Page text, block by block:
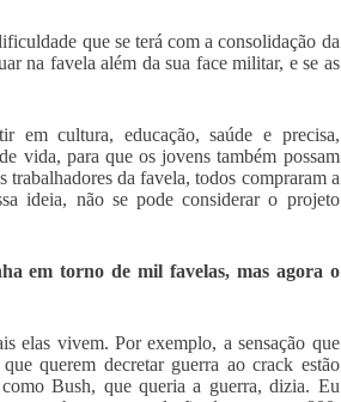
que se terá com a consolidação da
na favela além da sua face militar, e se as
cultura, educação, saúde e precisa,
vida, para que os jovens também possam
trabalhadores da favela, todos compraram a
ideia, não se pode considerar o projeto
em torno de mil favelas, mas agora o
elas vivem. Por exemplo, a sensação que
querem decretar guerra ao crack estão
Bush, que queria a guerra, dizia. Eu